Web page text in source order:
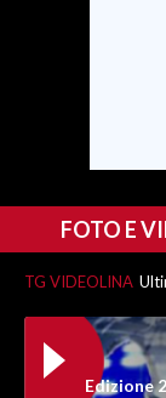
FOTO E
TG VIDEOLINA
Edizione